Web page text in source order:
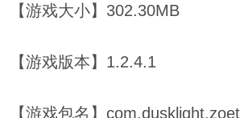
【游戏大小】302.30MB
【游戏版本】1.2.4.1
【游戏包名】